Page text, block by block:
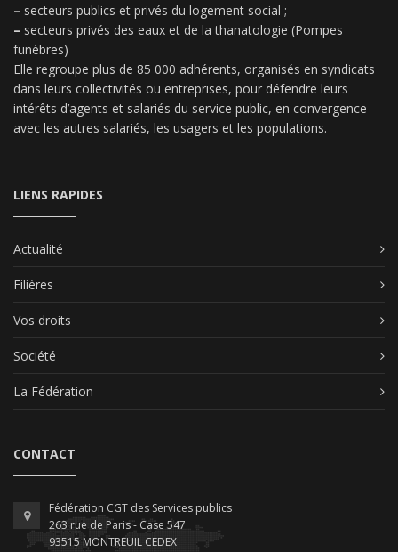
– secteurs publics et privés du logement social ;
– secteurs privés des eaux et de la thanatologie (Pompes
funèbres)
Elle regroupe plus de 85 000 adhérents, organisés en syndicats
dans leurs collectivités ou entreprises, pour défendre leurs
intérêts d’agents et salariés du service public, en convergence
avec les autres salariés, les usagers et les populations.
LIENS RAPIDES
Actualité
Filières
Vos droits
Société
La Fédération
CONTACT
Fédération CGT des Services publics
263 rue de Paris - Case 547
93515 MONTREUIL CEDEX